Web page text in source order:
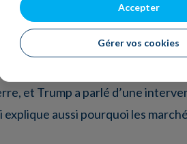
et Trump a parlé d’une
explique aussi pourquoi les
Accepter
Gérer vos cookies